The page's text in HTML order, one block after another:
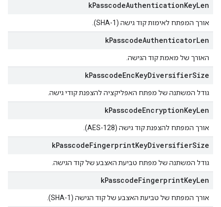
kPasscodeAuthenticationKeyLen
אורך המפתח לאימות קוד גישה (SHA-1).
kPasscodeAuthenticatorLen
האורך של מאמת קוד הגישה.
kPasscodeEncKeyDiversifierSize
גודל המשתנה של מפתח האפליקציה להצפנת קודי גישה.
kPasscodeEncryptionKeyLen
אורך המפתח להצפנת קוד גישה (AES-128).
kPasscodeFingerprintKeyDiversifierSize
גודל המשתנה של מפתח טביעת האצבע של קוד הגישה.
kPasscodeFingerprintKeyLen
אורך המפתח של טביעת האצבע של קוד הגישה (SHA-1).